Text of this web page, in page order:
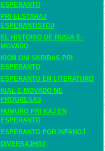
ESPERANTO
PRI ELSTARAJ
ESPERANTISTOJ
EL HISTORIO DE RUSIA E-
MOVADO
KION ONI SKRIBAS PRI
ESPERANTO
ESPERANTO EN LITERATURO
KIAL E-MOVADO NE
PROGRESAS
HUMURO PRI KAJ EN
ESPERANTO
ESPERANTO POR INFANOJ
DIVERSAJHOJ